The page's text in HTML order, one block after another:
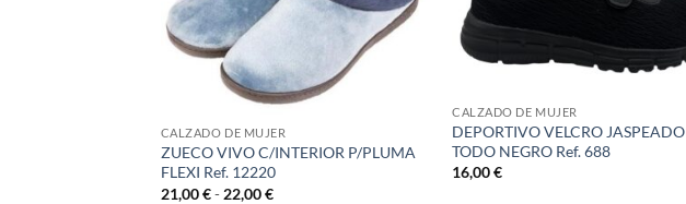
CALZADO DE MUJER
ZUECO VIVO C/INTERIOR P/PLUMA
FLEXI Ref. 12220
21,00€- 22,00€Rango
CALZADO DE MUJER
DEPORTIVO VELCRO JASPEADO
TODO NEGRO Ref. 688
16,00€